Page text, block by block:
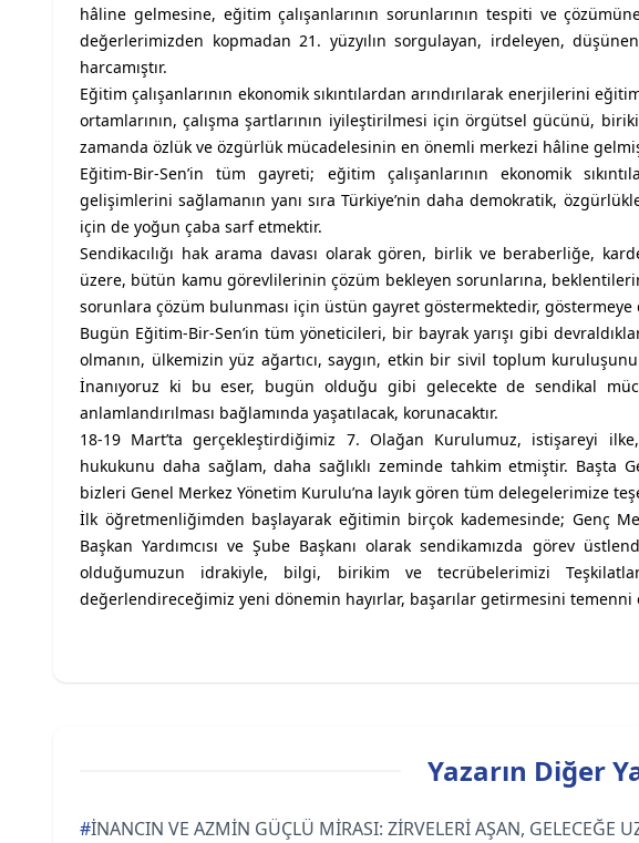
hâline gelmesine, eğitim çalışanlarının sorunlarının tespiti ve
değerlerimizden kopmadan 21. yüzyılın sorgulayan, irdeleyen,
harcamıştır.
Eğitim çalışanlarının ekonomik sıkıntılardan arındırılarak enerjilerini
ortamlarının, çalışma şartlarının iyileştirilmesi için örgütsel gücünü,
zamanda özlük ve özgürlük mücadelesinin en önemli merkezi hâline
Eğitim-Bir-Sen’in tüm gayreti; eğitim çalışanlarının ekonomik
gelişimlerini sağlamanın yanı sıra Türkiye’nin daha demokratik,
için de yoğun çaba sarf etmektir.
Sendikacılığı hak arama davası olarak gören, birlik ve beraberliğe,
üzere, bütün kamu görevlilerinin çözüm bekleyen sorunlarına,
sorunlara çözüm bulunması için üstün gayret göstermektedir, göstermeye
Bugün Eğitim-Bir-Sen’in tüm yöneticileri, bir bayrak yarışı gibi
olmanın, ülkemizin yüz ağartıcı, saygın, etkin bir sivil toplum
İnanıyoruz ki bu eser, bugün olduğu gibi gelecekte de sendikal
anlamlandırılması bağlamında yaşatılacak, korunacaktır.
18-19 Mart’ta gerçekleştirdiğimiz 7. Olağan Kurulumuz, istişareyi
hukukunu daha sağlam, daha sağlıklı zeminde tahkim etmiştir. Başta
bizleri Genel Merkez Yönetim Kurulu’na layık gören tüm delegelerimize
İlk öğretmenliğimden başlayarak eğitimin birçok kademesinde; Genç
Başkan Yardımcısı ve Şube Başkanı olarak sendikamızda görev
olduğumuzun idrakiyle, bilgi, birikim ve tecrübelerimizi
değerlendireceğimiz yeni dönemin hayırlar, başarılar getirmesini temenni
Yazarın Diğer
#İNANCIN VE AZMİN GÜÇLÜ MİRASI: ZİRVELERİ AŞAN, GELECEĞE